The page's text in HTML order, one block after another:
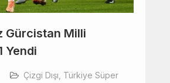
Gürcistan Milli
Yendi
Çizgi Dışı Türkiye Süper